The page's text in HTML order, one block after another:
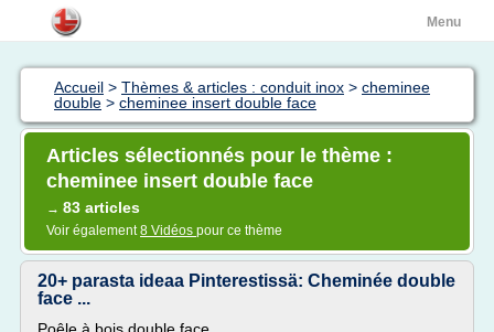
Menu
Accueil > Thèmes & articles : conduit inox > cheminee
double > cheminee insert double face
Articles sélectionnés pour le thème :
cheminee insert double face
→ 83 articles
Voir également8 Vidéos pour ce thème
20+ parasta ideaa Pinterestissä: Cheminée double
face ...